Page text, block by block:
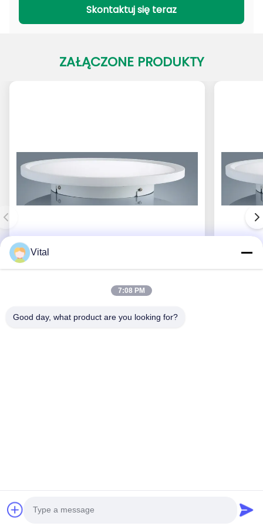
Skontaktuj się teraz
ZAŁĄCZONE PRODUKTY
Najlepszą cenę
Prawa autorskie © 2026 Vital Lighting CO., Ltd Wszystkie prawa zastrzeżone.
Vital
7:08 PM
Good day, what product are you looking for?